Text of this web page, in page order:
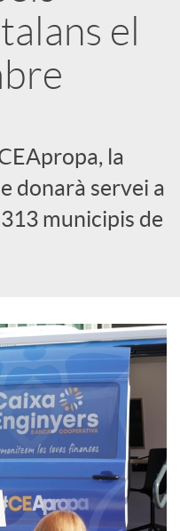
el
la
donarà servei a
municipis de